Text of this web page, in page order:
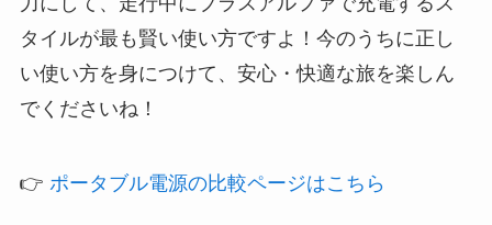
タイルが最も賢い使い方ですよ！今のうちに正し
い使い方を身につけて、安心・快適な旅を楽しん
でくださいね！
👉 ポータブル電源の比較ページはこちら